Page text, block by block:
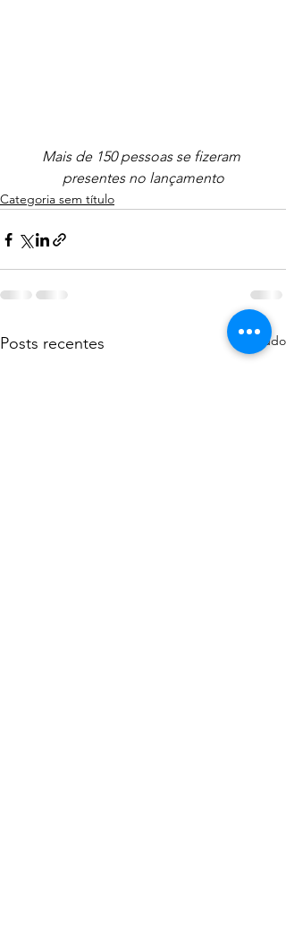
Mais de 150 pessoas se fizeram
presentes no lançamento
Categoria sem título
Posts recentes Ver tudo